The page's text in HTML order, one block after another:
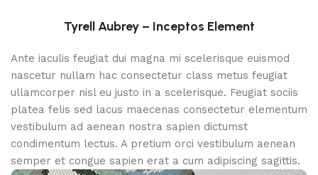
Tyrell Aubrey – Inceptos Element
Ante iaculis feugiat dui magna mi scelerisque euismod
nascetur nullam hac consectetur class metus feugiat
ullamcorper nisl eu justo in a scelerisque. Feugiat sociis
platea felis sed lacus maecenas consectetur elementum
vestibulum ad aenean nostra sapien dictumst
condimentum lectus. A pretium orci vestibulum aenean
semper et congue sapien erat a cum adipiscing sagittis.